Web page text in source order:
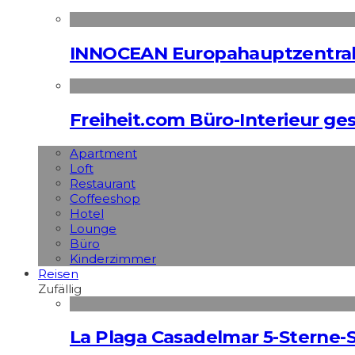
INNOCEAN
Freiheit.com Büro-Interieur
Apart­ment
Loft
Restaurant
Coffeeshop
Hotel
Lounge
Büro
Kinderzimmer
Reisen
Zufällig
La Plaga Casadelmar 5-